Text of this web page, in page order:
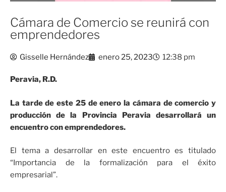
Cámara de Comercio se reunirá con
emprendedores
Gisselle Hernández enero 25, 2023 12:38 pm
Peravia, R.D.
La tarde de este 25 de enero la cámara de comercio y
producción de la Provincia Peravia desarrollará un
encuentro con emprendedores.
El tema a desarrollar en este encuentro es titulado
“Importancia de la formalización para el éxito
empresarial”.